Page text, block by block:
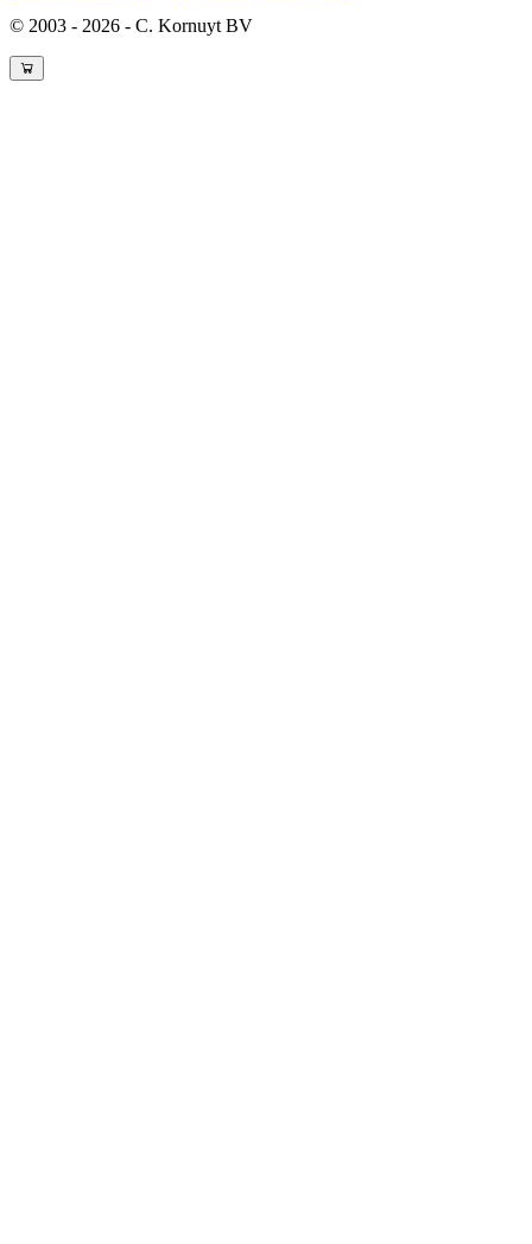
© 2003 - 2026 - C. Kornuyt BV